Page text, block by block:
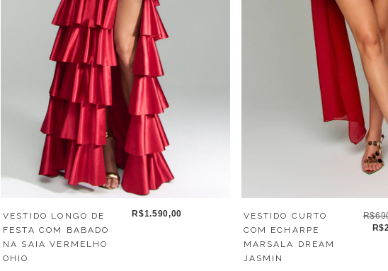
VESTIDO LONGO DE
FESTA COM BABADO
NA SAIA VERMELHO
OHIO
R$1.590,00
VESTIDO CURTO
COM ECHARPE
MARSALA DREAM
JASMIN